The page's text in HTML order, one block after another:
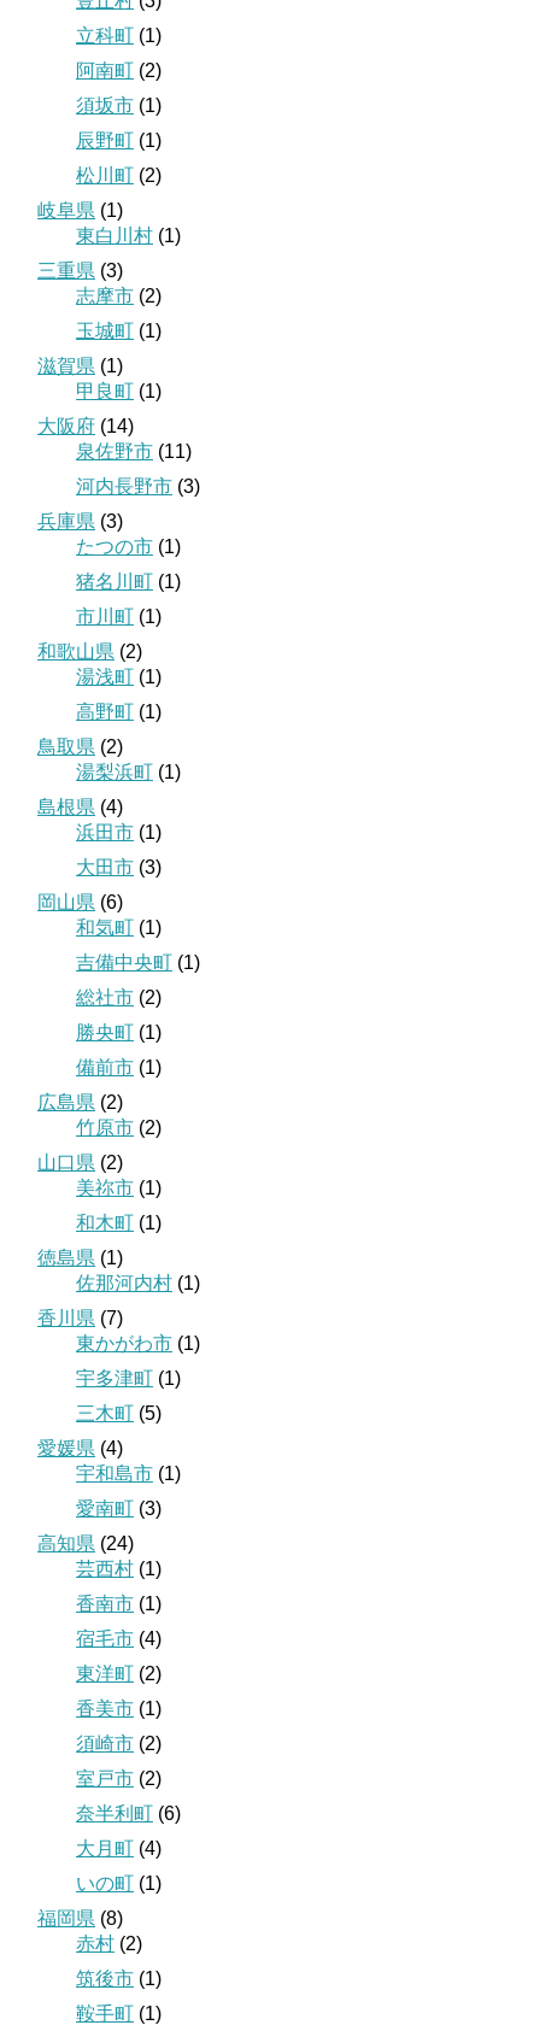
立科町 (1)
阿南町 (2)
須坂市 (1)
辰野町 (1)
松川町 (2)
岐阜県 (1)
東白川村 (1)
三重県 (3)
志摩市 (2)
玉城町 (1)
滋賀県 (1)
甲良町 (1)
大阪府 (14)
泉佐野市 (11)
河内長野市 (3)
兵庫県 (3)
たつの市 (1)
猪名川町 (1)
市川町 (1)
和歌山県 (2)
湯浅町 (1)
高野町 (1)
鳥取県 (2)
湯梨浜町 (1)
島根県 (4)
浜田市 (1)
大田市 (3)
岡山県 (6)
和気町 (1)
吉備中央町 (1)
総社市 (2)
勝央町 (1)
備前市 (1)
広島県 (2)
竹原市 (2)
山口県 (2)
美祢市 (1)
和木町 (1)
徳島県 (1)
佐那河内村 (1)
香川県 (7)
東かがわ市 (1)
宇多津町 (1)
三木町 (5)
愛媛県 (4)
宇和島市 (1)
愛南町 (3)
高知県 (24)
芸西村 (1)
香南市 (1)
宿毛市 (4)
東洋町 (2)
香美市 (1)
須崎市 (2)
室戸市 (2)
奈半利町 (6)
大月町 (4)
いの町 (1)
福岡県 (8)
赤村 (2)
筑後市 (1)
鞍手町 (1)